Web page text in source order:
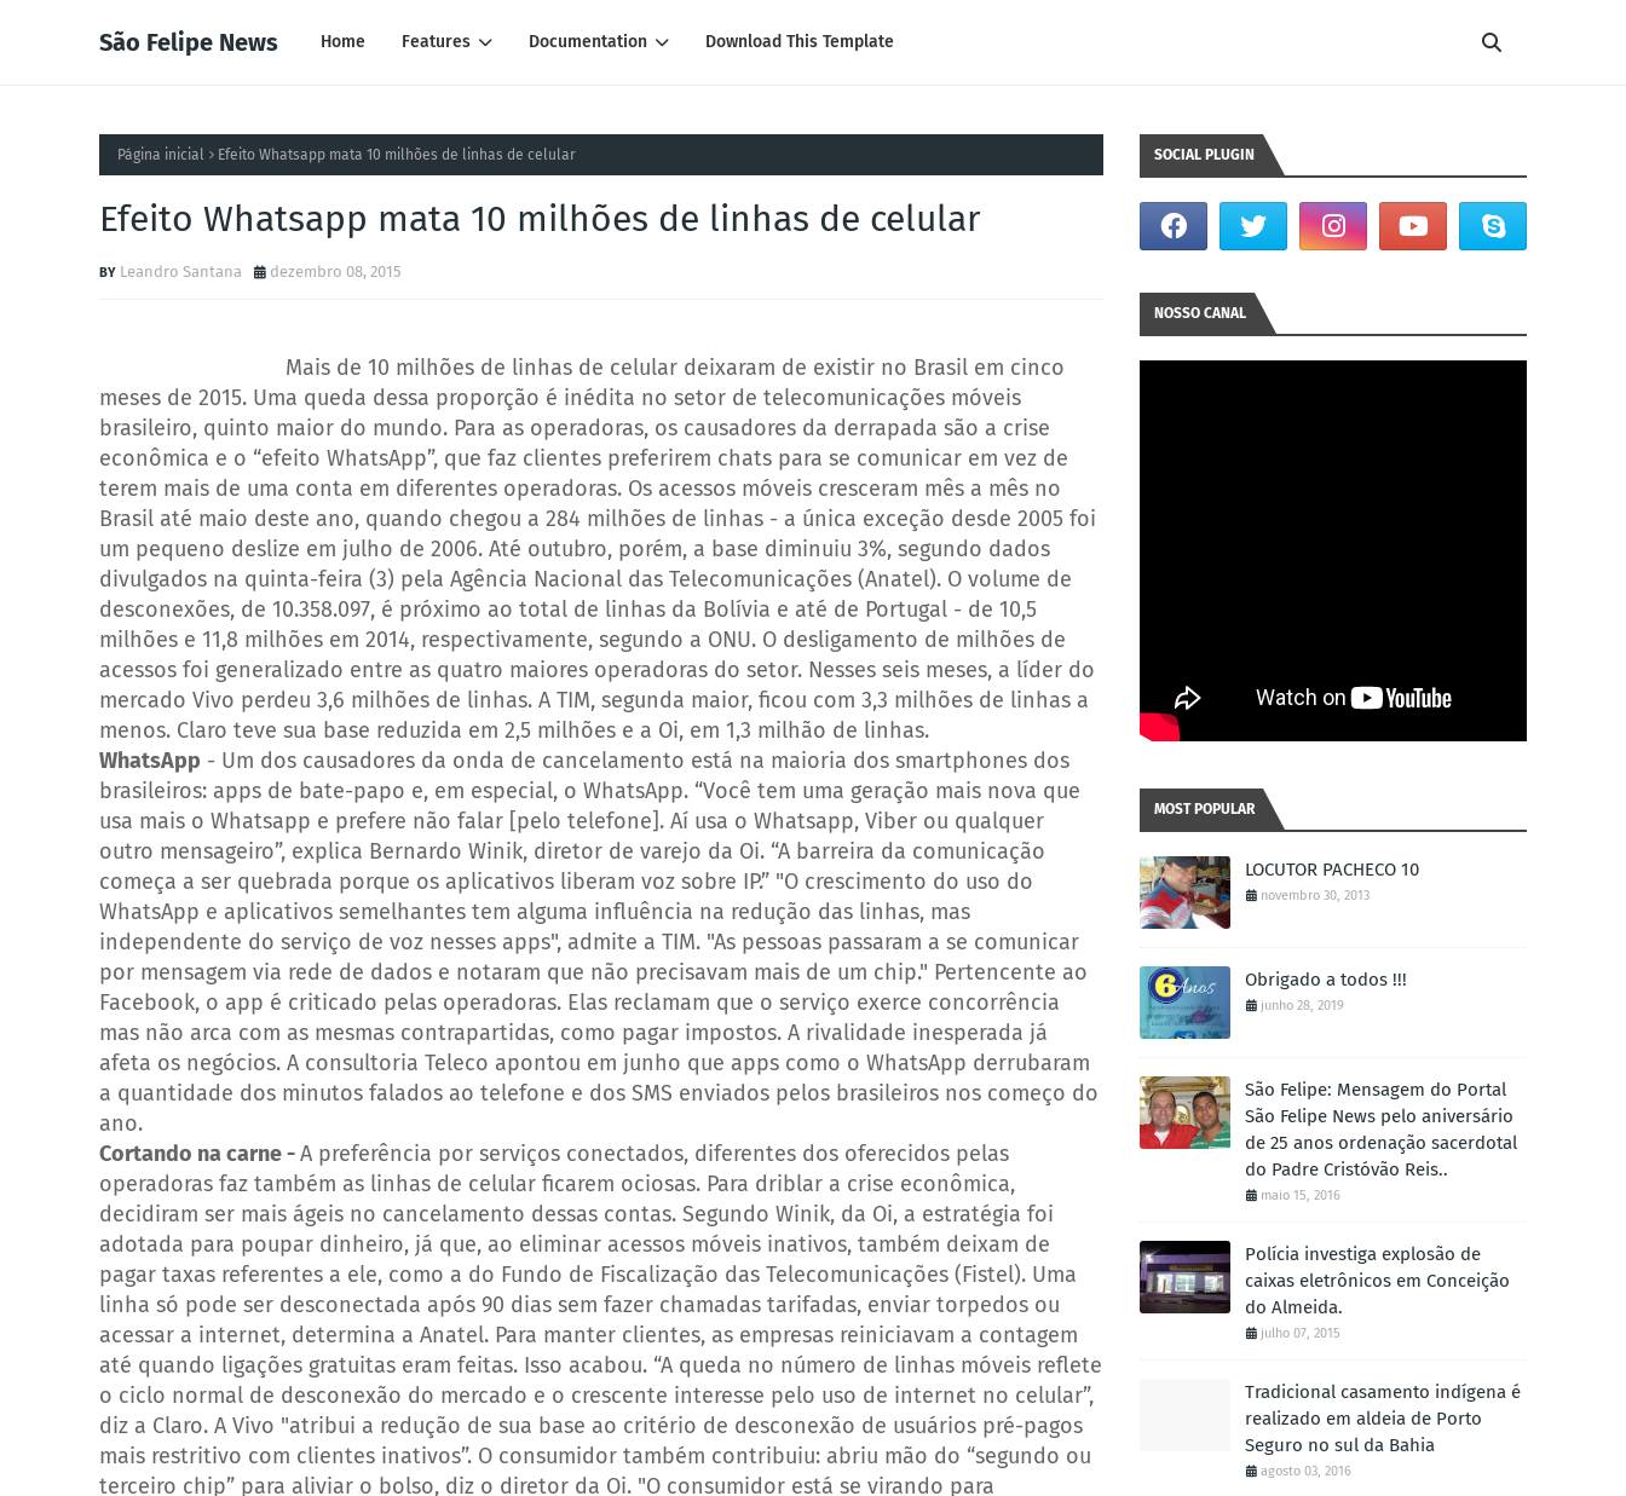
São Felipe News Home Features Documentation Download This Template
Página inicial Efeito Whatsapp mata 10 milhões de linhas de celular
Efeito Whatsapp mata 10 milhões de linhas de celular
Leandro Santana dezembro 08, 2015
Mais de 10 milhões de linhas de celular deixaram de existir no Brasil em cinco
meses de 2015. Uma queda dessa proporção é inédita no setor de telecomunicações móveis
brasileiro, quinto maior do mundo. Para as operadoras, os causadores da derrapada são a crise
econômica e o “efeito WhatsApp”, que faz clientes preferirem chats para se comunicar em vez de
terem mais de uma conta em diferentes operadoras. Os acessos móveis cresceram mês a mês no
Brasil até maio deste ano, quando chegou a 284 milhões de linhas - a única exceção desde 2005 foi
um pequeno deslize em julho de 2006. Até outubro, porém, a base diminuiu 3%, segundo dados
divulgados na quinta-feira (3) pela Agência Nacional das Telecomunicações (Anatel). O volume de
desconexões, de 10.358.097, é próximo ao total de linhas da Bolívia e até de Portugal - de 10,5
milhões e 11,8 milhões em 2014, respectivamente, segundo a ONU. O desligamento de milhões de
acessos foi generalizado entre as quatro maiores operadoras do setor. Nesses seis meses, a líder do
mercado Vivo perdeu 3,6 milhões de linhas. A TIM, segunda maior, ficou com 3,3 milhões de linhas a
menos. Claro teve sua base reduzida em 2,5 milhões e a Oi, em 1,3 milhão de linhas.
WhatsApp - Um dos causadores da onda de cancelamento está na maioria dos smartphones dos
brasileiros: apps de bate-papo e, em especial, o WhatsApp. “Você tem uma geração mais nova que
usa mais o Whatsapp e prefere não falar [pelo telefone]. Aí usa o Whatsapp, Viber ou qualquer
outro mensageiro”, explica Bernardo Winik, diretor de varejo da Oi. “A barreira da comunicação
começa a ser quebrada porque os aplicativos liberam voz sobre IP.” "O crescimento do uso do
WhatsApp e aplicativos semelhantes tem alguma influência na redução das linhas, mas
independente do serviço de voz nesses apps", admite a TIM. "As pessoas passaram a se comunicar
por mensagem via rede de dados e notaram que não precisavam mais de um chip." Pertencente ao
Facebook, o app é criticado pelas operadoras. Elas reclamam que o serviço exerce concorrência
mas não arca com as mesmas contrapartidas, como pagar impostos. A rivalidade inesperada já
afeta os negócios. A consultoria Teleco apontou em junho que apps como o WhatsApp derrubaram
a quantidade dos minutos falados ao telefone e dos SMS enviados pelos brasileiros nos começo do
ano.
Cortando na carne -A preferência por serviços conectados, diferentes dos oferecidos pelas
operadoras faz também as linhas de celular ficarem ociosas. Para driblar a crise econômica,
decidiram ser mais ágeis no cancelamento dessas contas. Segundo Winik, da Oi, a estratégia foi
adotada para poupar dinheiro, já que, ao eliminar acessos móveis inativos, também deixam de
pagar taxas referentes a ele, como a do Fundo de Fiscalização das Telecomunicações (Fistel). Uma
linha só pode ser desconectada após 90 dias sem fazer chamadas tarifadas, enviar torpedos ou
acessar a internet, determina a Anatel. Para manter clientes, as empresas reiniciavam a contagem
até quando ligações gratuitas eram feitas. Isso acabou. “A queda no número de linhas móveis reflete
o ciclo normal de desconexão do mercado e o crescente interesse pelo uso de internet no celular”,
diz a Claro. A Vivo "atribui a redução de sua base ao critério de desconexão de usuários pré-pagos
mais restritivo com clientes inativos”. O consumidor também contribuiu: abriu mão do “segundo ou
terceiro chip” para aliviar o bolso, diz o diretor da Oi. "O consumidor está se virando para
SOCIAL PLUGIN
NOSSO CANAL
MOST POPULAR
LOCUTOR PACHECO 10
novembro 30, 2013
Obrigado a todos !!!
junho 28, 2019
São Felipe: Mensagem do Portal
São Felipe News pelo aniversário
de 25 anos ordenação sacerdotal
do Padre Cristóvão Reis..
maio 15, 2016
Polícia investiga explosão de
caixas eletrônicos em Conceição
do Almeida.
julho 07, 2015
Tradicional casamento indígena é
realizado em aldeia de Porto
Seguro no sul da Bahia
agosto 03, 2016